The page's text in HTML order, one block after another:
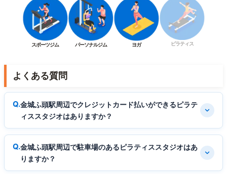
スポーツジム パーソナルジム ヨガ ピラティス
よくある質問
金城ふ頭駅周辺でクレジットカード払いができるピラテ
ィススタジオはありますか？
金城ふ頭駅周辺で駐車場のあるピラティススタジオはあ
りますか？